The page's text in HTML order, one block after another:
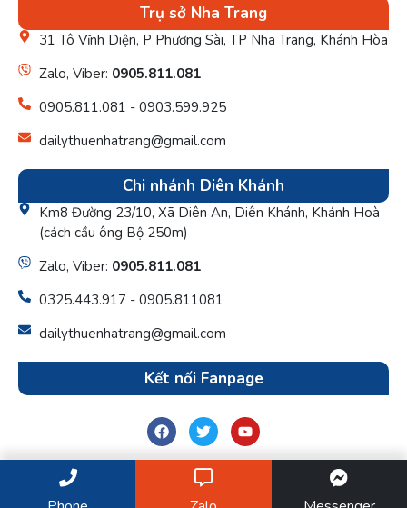
Trụ sở Nha Trang
31 Tô Vĩnh Diện, P Phương Sài, TP Nha Trang, Khánh Hòa
Zalo, Viber: 0905.811.081
0905.811.081 - 0903.599.925
dailythuenhatrang@gmail.com
Chi nhánh Diên Khánh
Km8 Đường 23/10, Xã Diên An, Diên Khánh, Khánh Hoà
(cách cầu ông Bộ 250m)
Zalo, Viber: 0905.811.081
0325.443.917 - 0905.811081
dailythuenhatrang@gmail.com
Kết nối Fanpage
© 2024 Đại lý thuế H.A.T.Thiết kế website bởi Khatech